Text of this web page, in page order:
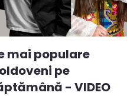
mai populare
pe
- VIDEO